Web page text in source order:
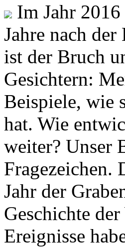
Im Jahr
Jahre nach
ist der Bruch
Gesichtern:
Beispiele, wie
hat. Wie
weiter? Unser
Fragezeichen.
Jahr der
Geschichte
Ereignisse